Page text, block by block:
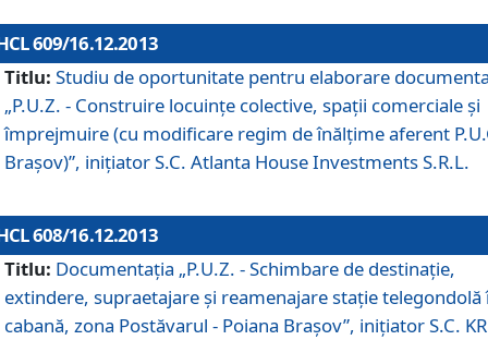
609/16.12.2013
Titlu: Studiu de oportunitate pentru elaborare
„P.U.Z. - Construire locuinţe colective, spaţii comerciale şi
împrejmuire (cu modificare regim de înălţime aferent
Braşov)”, iniţiator S.C. Atlanta House Investments S.R.L.
608/16.12.2013
Titlu: Documentaţia „P.U.Z. - Schimbare de destinaţie,
extindere, supraetajare şi reamenajare staţie telegondolă
cabană, zona Postăvarul - Poiana Braşov”, iniţiator S.C.